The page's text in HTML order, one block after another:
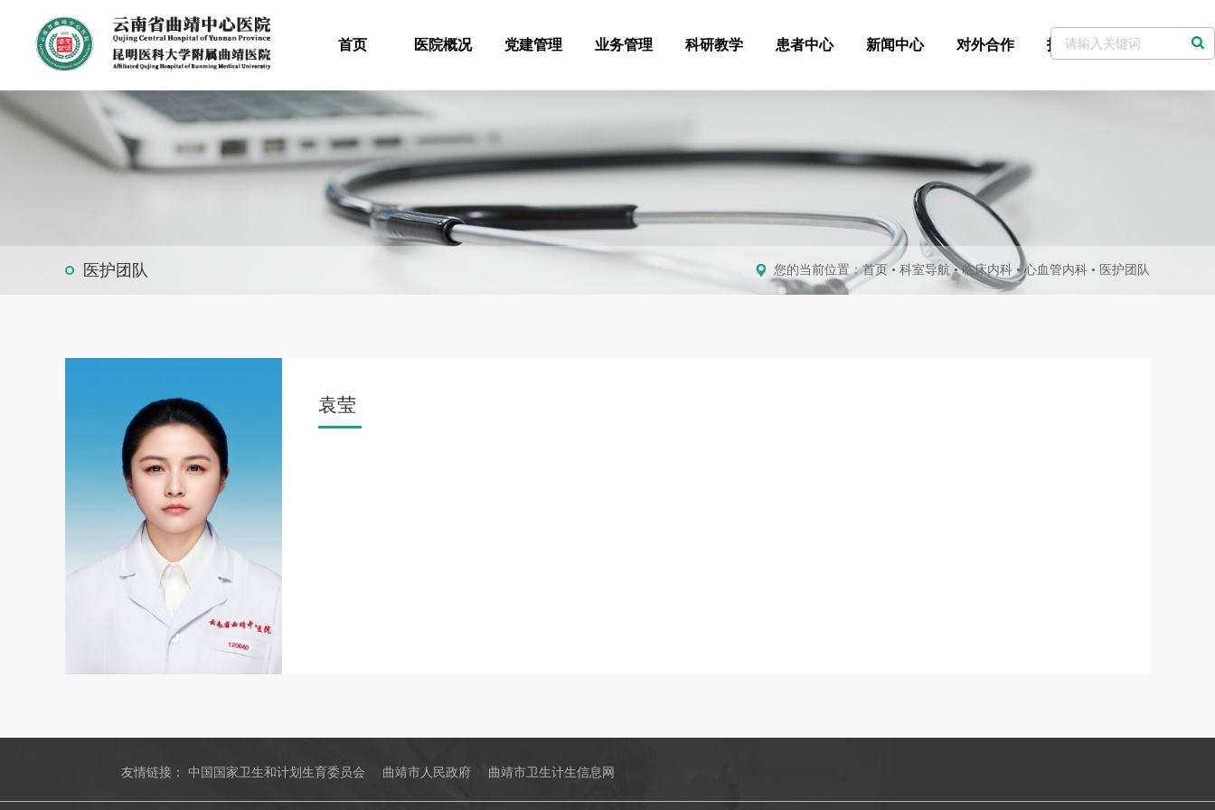
首页 医院概况 党建管理 业务管理 科研教学 患者中心 新闻中心 对外合作 招标采购 党委书记信箱
医护团队 您的当前位置：首页 • 科室导航 •临床内科 •心血管内科 • 医护团队
袁莹
友情链接：中国国家卫生和计划生育委员会 曲靖市人民政府 曲靖市卫生计生信息网